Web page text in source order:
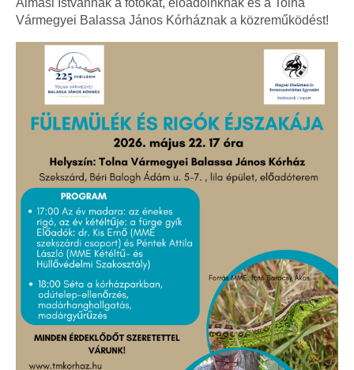
Almási Istvánnak a fotókat, előadóinknak és a Tolna
Vármegyei Balassa János Kórháznak a közreműködést!